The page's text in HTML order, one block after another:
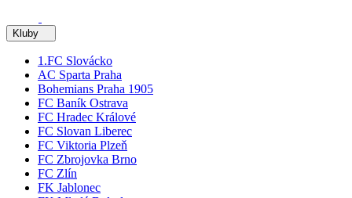
Kluby
1.FC Slovácko
AC Sparta Praha
Bohemians Praha 1905
FC Baník Ostrava
FC Hradec Králové
FC Slovan Liberec
FC Viktoria Plzeň
FC Zbrojovka Brno
FC Zlín
FK Jablonec